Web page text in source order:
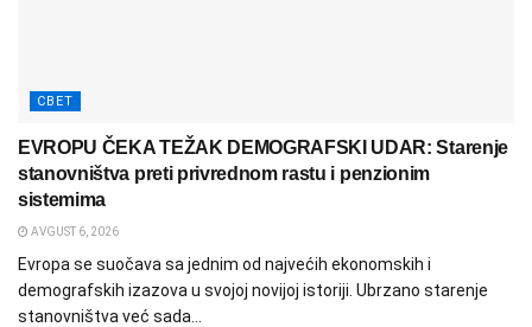
СВЕТ
EVROPU ČEKA TEŽAK DEMOGRAFSKI UDAR: Starenje
stanovništva preti privrednom rastu i penzionim
sistemima
AVGUST 6, 2026
Evropa se suočava sa jednim od najvećih ekonomskih i
demografskih izazova u svojoj novijoj istoriji. Ubrzano starenje
stanovništva već sada...